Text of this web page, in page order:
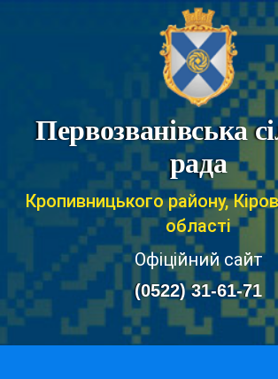
Первозванівська
рада
Кропивницького району,
області
Офіційний сайт
(0522) 31-61-71